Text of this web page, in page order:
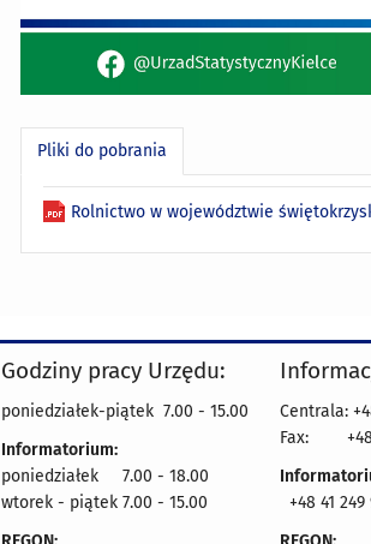
Pliki do pobrania
Rolnictwo w województwie
Godziny pracy Urzędu:
poniedziałek-piątek 7.00 - 15.00
Informatorium:
poniedziałek 7.00 - 18.00
wtorek - piątek 7.00 - 15.00
Centrala:
Fax:
+48 41 249